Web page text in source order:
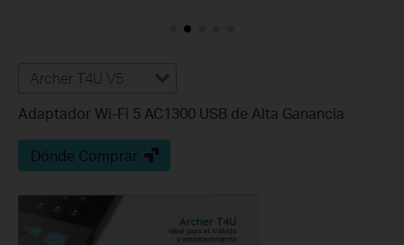
Archer T4U V5
Adaptador Wi-Fi 5 AC1300 USB de Alta Ganancia
Dónde Comprar